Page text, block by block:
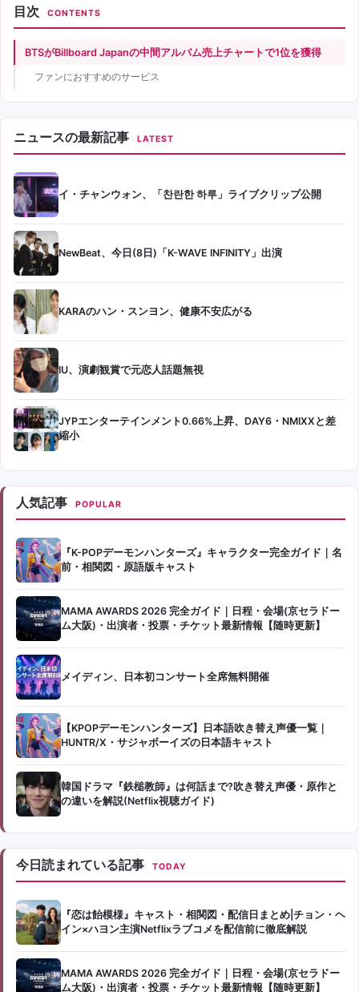
目次 CONTENTS
BTSがBillboard Japanの中間アルバム売上チャートで1位を獲得
ファンにおすすめのサービス
ニュースの最新記事 LATEST
イ・チャンウォン、「찬란한 하루」ライブクリップ公開
NewBeat、今日(8日)「K-WAVE INFINITY」出演
KARAのハン・スンヨン、健康不安広がる
IU、演劇観賞で元恋人話題無視
JYPエンターテインメント0.66%上昇、DAY6・NMIXXと差
縮小
人気記事 POPULAR
『K-POPデーモンハンターズ』キャラクター完全ガイド｜名
前・相関図・原語版キャスト
MAMA AWARDS 2026 完全ガイド｜日程・会場(京セラドー
ム大阪)・出演者・投票・チケット最新情報【随時更新】
メイディン、日本初コンサート全席無料開催
【KPOPデーモンハンターズ】日本語吹き替え声優一覧｜
HUNTR/X・サジャボーイズの日本語キャスト
韓国ドラマ『鉄槌教師』は何話まで?吹き替え声優・原作と
の違いを解説(Netflix視聴ガイド)
今日読まれている記事 TODAY
『恋は飴模様』キャスト・相関図・配信日まとめ|チョン・ヘ
イン×ハヨン主演Netflixラブコメを配信前に徹底解説
MAMA AWARDS 2026 完全ガイド｜日程・会場(京セラドー
ム大阪)・出演者・投票・チケット最新情報【随時更新】